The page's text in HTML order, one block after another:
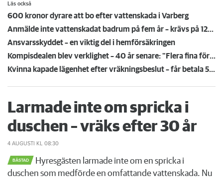
Läs också
600 kronor dyrare att bo efter vattenskada i Varberg
Anmälde inte vattenskadat badrum på fem år – krävs på 125 000 kronor
Ansvarsskyddet – en viktig del i hemförsäkringen
Kompisdealen blev verklighet – 40 år senare: "Flera fina fördelar med att dela bostad"
Kvinna kapade lägenhet efter vräkningsbeslut – får betala 50 000
Larmade inte om spricka i
duschen – vräks efter 30 år
4 AUGUSTI KL 08:30
BÅSTAD
Hyresgästen larmade inte om en spricka i
duschen som medförde en omfattande vattenskada. Nu